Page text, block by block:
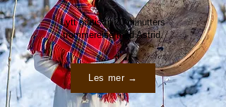
Lytt gratis til 20 minutters
trommereise med Astrid.
Les mer →